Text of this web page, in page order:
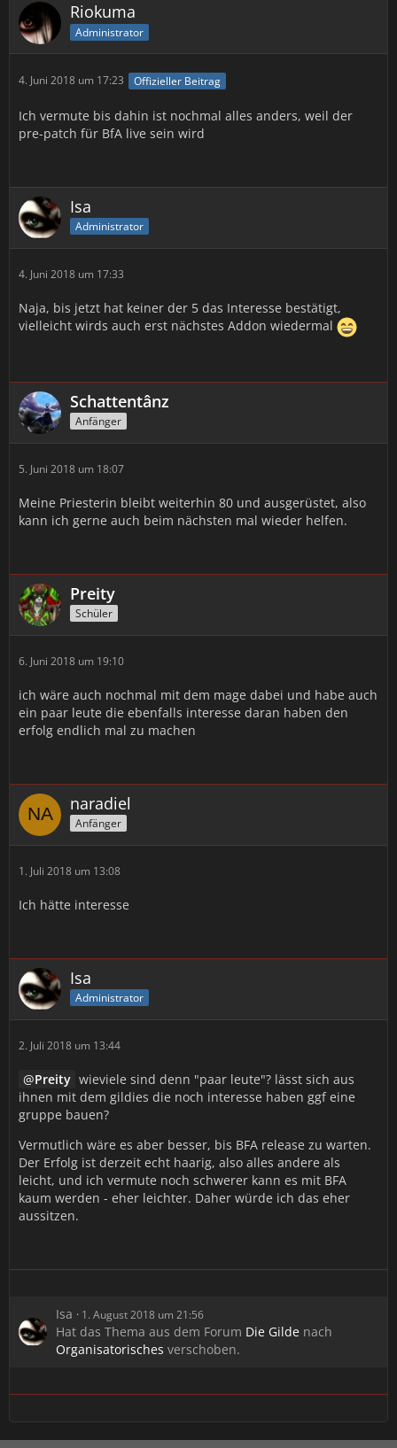
Riokuma
Administrator
4. Juni 2018 um 17:23 Offizieller Beitrag
Ich vermute bis dahin ist nochmal alles anders, weil der
pre-patch für BfA live sein wird
Isa
Administrator
4. Juni 2018 um 17:33
Naja, bis jetzt hat keiner der 5 das Interesse bestätigt,
vielleicht wirds auch erst nächstes Addon wiedermal
Schattentânz
Anfänger
5. Juni 2018 um 18:07
Meine Priesterin bleibt weiterhin 80 und ausgerüstet, also
kann ich gerne auch beim nächsten mal wieder helfen.
Preity
Schüler
6. Juni 2018 um 19:10
ich wäre auch nochmal mit dem mage dabei und habe auch
ein paar leute die ebenfalls interesse daran haben den
erfolg endlich mal zu machen
naradiel
Anfänger
1. Juli 2018 um 13:08
Ich hätte interesse
Isa
Administrator
2. Juli 2018 um 13:44
Preity wieviele sind denn "paar leute"? lässt sich aus
ihnen mit dem gildies die noch interesse haben ggf eine
gruppe bauen?
Vermutlich wäre es aber besser, bis BFA release zu warten.
Der Erfolg ist derzeit echt haarig, also alles andere als
leicht, und ich vermute noch schwerer kann es mit BFA
kaum werden - eher leichter. Daher würde ich das eher
aussitzen.
Isa 1. August 2018 um 21:56
Hat das Thema aus dem Forum Die Gilde nach
Organisatorisches verschoben.